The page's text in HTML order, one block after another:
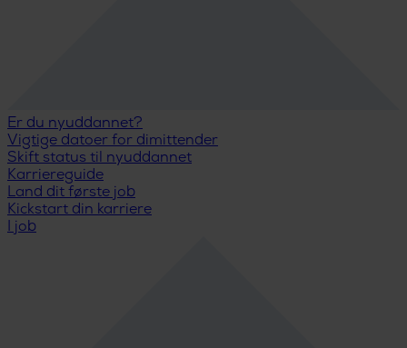
Er du nyuddannet?
Vigtige datoer for dimittender
Skift status til nyuddannet
Karriereguide
Land dit første job
Kickstart din karriere
I job